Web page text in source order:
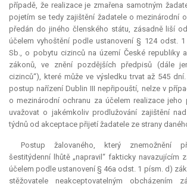
případě, že realizace je zmařena samotným
pojetím se tedy zajištění žadatele o mezinárodní
předán do jiného členského státu, zásadně liší
účelem vyhoštění podle ustanovení § 124 odst.
Sb., o pobytu cizinců na území České republiky
zákonů, ve znění pozdějších předpisů (dále
cizinců“), které může ve výsledku trvat až 545
postup nařízení Dublin III nepřipouští, nelze v
o mezinárodní ochranu za účelem realizace jeho
uvažovat o jakémkoliv prodlužování zajištění
týdnů od akceptace přijetí žadatele ze strany
Postup žalovaného, který znemožnění
šestitýdenní lhůtě „napravil“ fakticky navazujícím
účelem podle ustanovení § 46a odst. 1 písm. d)
stěžovatele neakceptovatelným obcházením